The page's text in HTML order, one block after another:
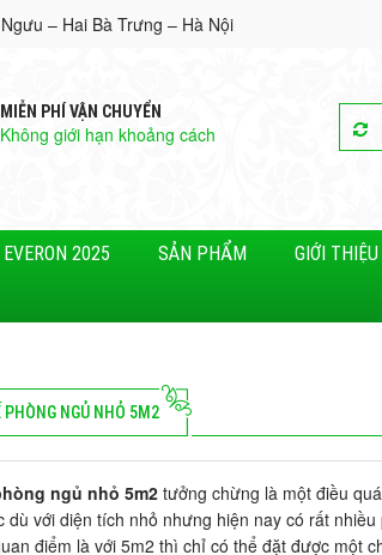
– Hai Bà Trưng – Hà Nội
MIỄN PHÍ VẬN CHUYỂN
Không giới hạn khoảng cách
EVERON 2025 SẢN PHẨM GIỚI THIỆU
NGỦ NHỎ 5M2
ngủ nhỏ 5m2tưởng chừng là một điều
dù với diện tích nhỏ nhưng hiện nay có rất
điểm là với 5m2 thì chỉ có thể đặt được một